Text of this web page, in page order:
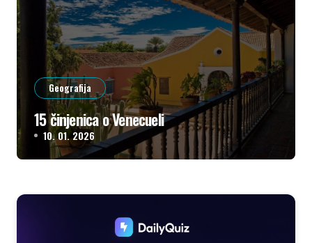
Geografija
15 činjenica o Venecueli
10. 01. 2026